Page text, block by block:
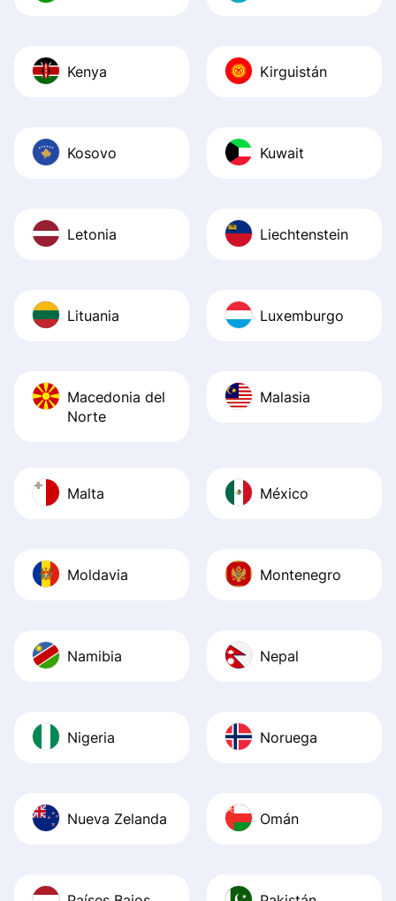
Kenya Kirguistán
Kosovo Kuwait
Letonia Liechtenstein
Lituania Luxemburgo
Macedonia del
Norte
Malasia
Malta México
Moldavia Montenegro
Namibia Nepal
Nigeria Noruega
Nueva Zelanda Omán